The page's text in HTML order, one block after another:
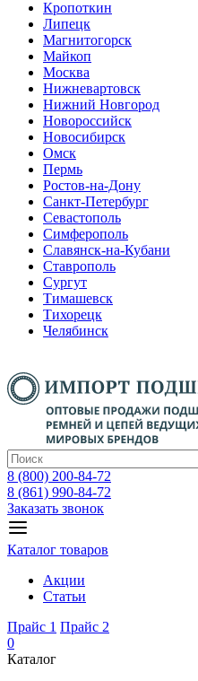
Кропоткин
Липецк
Магнитогорск
Майкоп
Москва
Нижневартовск
Нижний Новгород
Новороссийск
Новосибирск
Омск
Пермь
Ростов-на-Дону
Санкт-Петербург
Севастополь
Симферополь
Славянск-на-Кубани
Ставрополь
Сургут
Тимашевск
Тихорецк
Челябинск
8 (800) 200-84-72
8 (861) 990-84-72
Заказать звонок
Каталог товаров
Акции
Статьи
Прайс 1 Прайс 2
0
Каталог